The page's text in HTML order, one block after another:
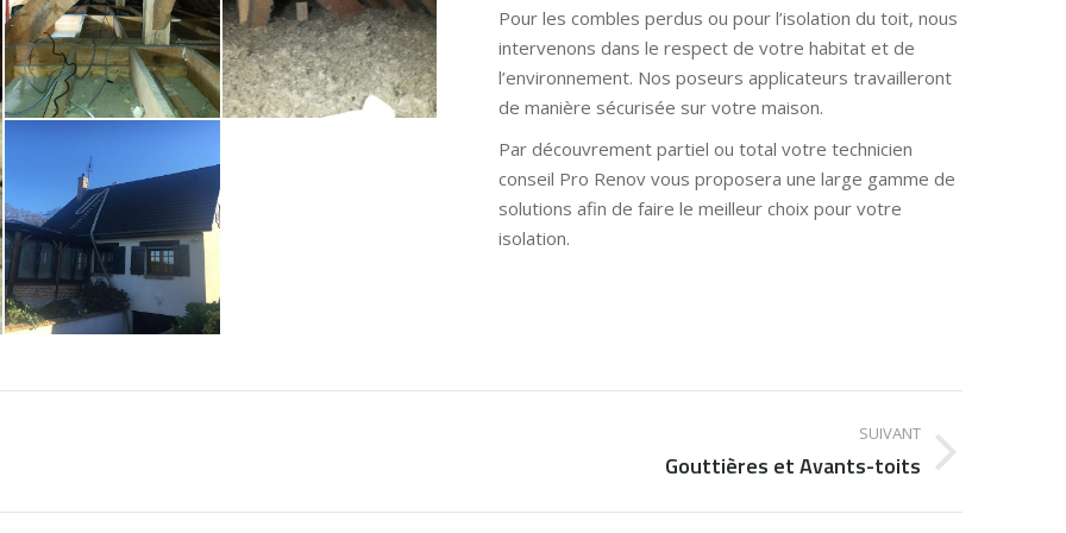
Pour les combles perdus ou pour l’isolation du toit, nous
intervenons dans le respect de votre habitat et de
l’environnement. Nos poseurs applicateurs travailleront
de manière sécurisée sur votre maison.
Par découvrement partiel ou total votre technicien
conseil Pro Renov vous proposera une large gamme de
solutions afin de faire le meilleur choix pour votre
isolation.
SUIVANT
Gouttières et Avants-toits